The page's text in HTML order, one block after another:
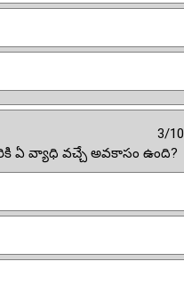
3/10
ఏ వ్యాధి వచ్చే అవకాసం ఉంది?